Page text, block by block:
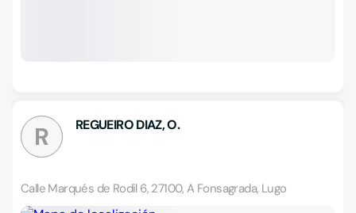
R REGUEIRO DIAZ, O.
Calle Marqués de Rodil 6, 27100, A Fonsagrada, Lugo